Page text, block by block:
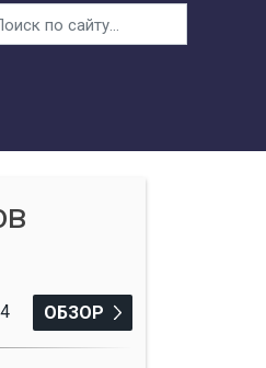
ОБЗОР